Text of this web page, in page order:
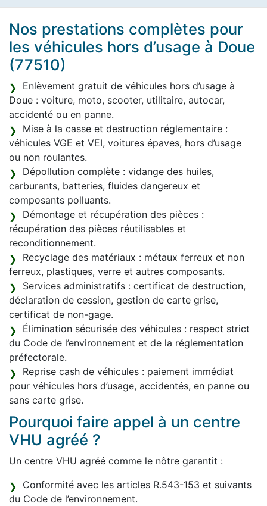
Nos prestations complètes pour
les véhicules hors d’usage à Doue
(77510)
Enlèvement gratuit de véhicules hors d’usage à
Doue : voiture, moto, scooter, utilitaire, autocar,
accidenté ou en panne.
Mise à la casse et destruction réglementaire :
véhicules VGE et VEI, voitures épaves, hors d’usage
ou non roulantes.
Dépollution complète : vidange des huiles,
carburants, batteries, fluides dangereux et
composants polluants.
Démontage et récupération des pièces :
récupération des pièces réutilisables et
reconditionnement.
Recyclage des matériaux : métaux ferreux et non
ferreux, plastiques, verre et autres composants.
Services administratifs : certificat de destruction,
déclaration de cession, gestion de carte grise,
certificat de non-gage.
Élimination sécurisée des véhicules : respect strict
du Code de l’environnement et de la réglementation
préfectorale.
Reprise cash de véhicules : paiement immédiat
pour véhicules hors d’usage, accidentés, en panne ou
sans carte grise.
Pourquoi faire appel à un centre
VHU agréé ?
Un centre VHU agréé comme le nôtre garantit :
Conformité avec les articles R.543-153 et suivants
du Code de l’environnement.